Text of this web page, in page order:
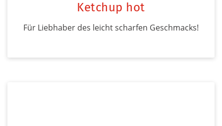
Ketchup hot
Für Liebhaber des leicht scharfen Geschmacks!